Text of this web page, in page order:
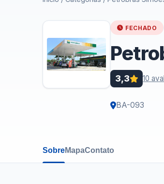
FECHADO
3,3 10
BA-093
SobreMapaContato